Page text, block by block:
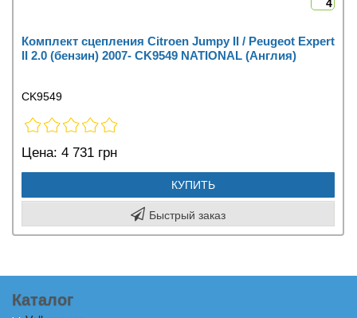
4
Комплект сцепления Citroen Jumpy II / Peugeot Expert
II 2.0 (бензин) 2007- CK9549 NATIONAL (Англия)
CK9549
Цена: 4 731 грн
КУПИТЬ
Быстрый заказ
Каталог